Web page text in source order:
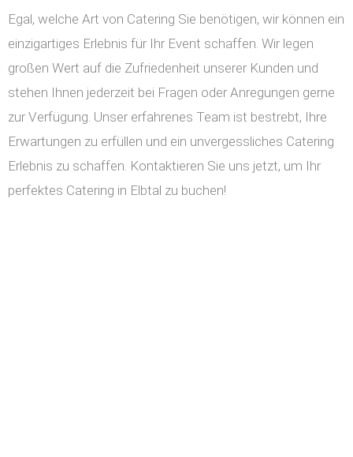
Egal, welche Art von Catering Sie benötigen, wir können ein
einzigartiges Erlebnis für Ihr Event schaffen. Wir legen
großen Wert auf die Zufriedenheit unserer Kunden und
stehen Ihnen jederzeit bei Fragen oder Anregungen gerne
zur Verfügung. Unser erfahrenes Team ist bestrebt, Ihre
Erwartungen zu erfüllen und ein unvergessliches Catering
Erlebnis zu schaffen. Kontaktieren Sie uns jetzt, um Ihr
perfektes Catering in Elbtal zu buchen!